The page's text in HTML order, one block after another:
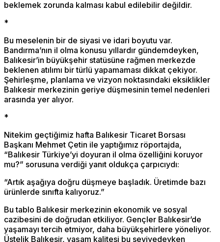
beklemek zorunda kalması kabul edilebilir değildir.
*
Bu meselenin bir de siyasi ve idari boyutu var.
Bandırma’nın il olma konusu yıllardır gündemdeyken,
Balıkesir’in büyükşehir statüsüne rağmen merkezde
beklenen atılımı bir türlü yapamaması dikkat çekiyor.
Şehirleşme, planlama ve vizyon noktasındaki eksiklikler
Balıkesir merkezinin geriye düşmesinin temel nedenleri
arasında yer alıyor.
*
Nitekim geçtiğimiz hafta Balıkesir Ticaret Borsası
Başkanı Mehmet Çetin ile yaptığımız röportajda,
“Balıkesir Türkiye’yi doyuran il olma özelliğini koruyor
mu?” sorusuna verdiği yanıt oldukça çarpıcıydı:
“Artık aşağıya doğru düşmeye başladık. Üretimde bazı
ürünlerde sınıfta kalıyoruz.”
Bu tablo Balıkesir merkezinin ekonomik ve sosyal
cazibesini de doğrudan etkiliyor. Gençler Balıkesir’de
yaşamayı tercih etmiyor, daha büyükşehirlere yöneliyor.
Üstelik Balıkesir, yaşam kalitesi bu seviyedeyken